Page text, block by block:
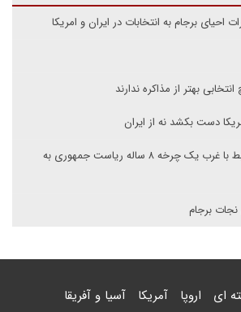
احیای برجام به انتخابات در ایران و امریکا
بهتر از مذاکره ندارند
دست بکشد نه از ایران
برجام نجات نیابد، روابط با غرب یک چرخه ۸ ساله ریاست جمهوری به
نجات برجام
ای اروپا آمریکا آسیا و آفریقا